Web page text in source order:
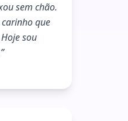
sem chão.
que
sou
”